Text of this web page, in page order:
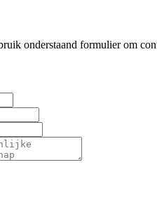
onderstaand formulier om